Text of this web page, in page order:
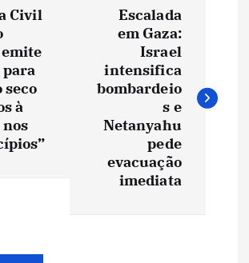
Civil
seco
à
Escalada
em Gaza:
Israel
intensifica
bombardeio
s e
Netanyahu
pede
evacuação
imediata